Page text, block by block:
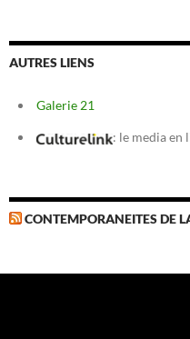
AUTRES LIENS
Galerie 21
: le media en
CONTEMPORANEITES DE